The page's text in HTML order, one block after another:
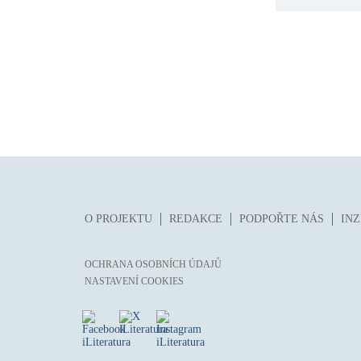
O PROJEKTU REDAKCE PODPOŘTE NÁS
OCHRANA OSOBNÍCH ÚDAJŮ
NASTAVENÍ COOKIES